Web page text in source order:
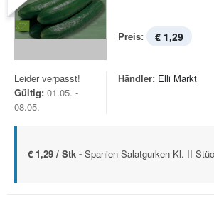
Preis: € 1,29
Leider verpasst!
Gültig: 01.05. -
08.05.
Händler: Elli Markt
€ 1,29 / Stk - Spanien Salatgurken Kl. II